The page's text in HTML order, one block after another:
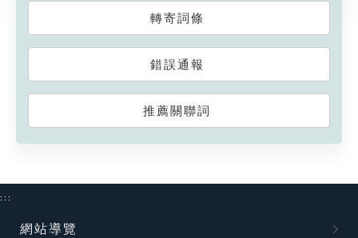
轉寄詞條
錯誤通報
推薦關聯詞
:::
網站導覽